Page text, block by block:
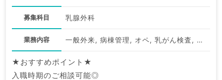
募集科目 乳腺外科
業務内容 一般外来, 病棟管理, オペ, 乳がん検査, 救急対応
★おすすめポイント★
入職時期のご相談可能◎